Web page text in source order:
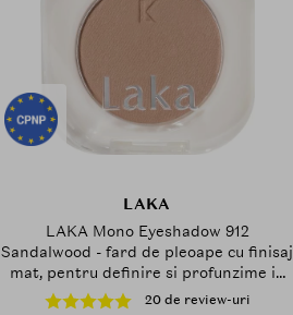
LAKA
LAKA Mono Eyeshadow 912
Sandalwood - fard de pleoape cu finisaj
mat, pentru definire si profunzime in
machiajul ochilor - 1.8 g
20 de review-uri